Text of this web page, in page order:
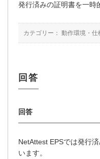
発行済みの証明書を一時
カテゴリー： 動作環境・仕
NetAttest EPSでは発行
います。